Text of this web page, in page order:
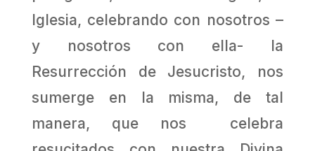
Iglesia, celebrando con nosotros –
y nosotros con ella- la
Resurrección de Jesucristo, nos
sumerge en la misma, de tal
manera, que nos celebra